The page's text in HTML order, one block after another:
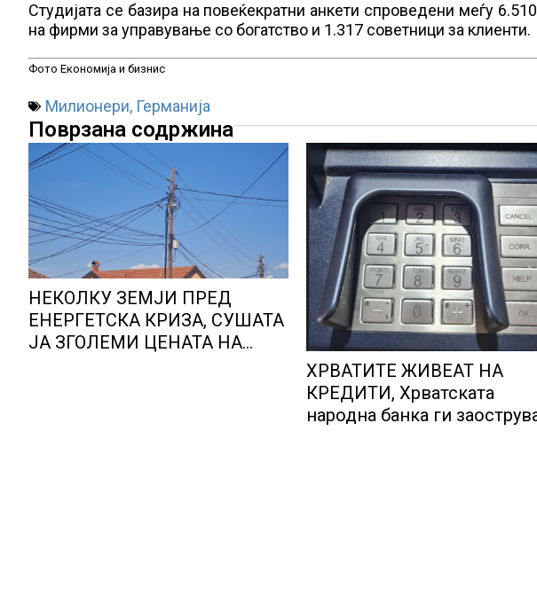
Студијата се базира на повеќекратни анкети спроведени меѓу
на фирми за управување со богатство и 1.317 советници за клиенти.
Фото Економија и бизнис
Милионери, Германија
Поврзана содржина
НЕКОЛКУ ЗЕМЈИ ПРЕД
ЕНЕРГЕТСКА КРИЗА, СУШАТА
ЈА ЗГОЛЕМИ ЦЕНАТА НА
ХРВАТИТЕ ЖИВЕАТ НА
КРЕДИТИ, Хрватската
народна банка ги